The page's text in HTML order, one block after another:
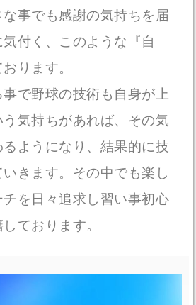
事でも感謝の気持ちを届
付く、このような『自
ります。
で野球の技術も自身が上
気持ちがあれば、その気
ようになり、結果的に技
きます。その中でも楽し
を日々追求し習い事初心
ております。